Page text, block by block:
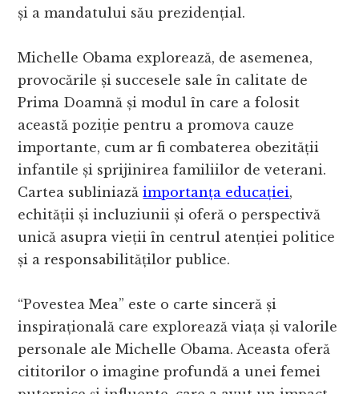
și a mandatului său prezidențial.
Michelle Obama explorează, de asemenea,
provocările și succesele sale în calitate de
Prima Doamnă și modul în care a folosit
această poziție pentru a promova cauze
importante, cum ar fi combaterea obezității
infantile și sprijinirea familiilor de veterani.
Cartea subliniazăimportanța educației,
echității și incluziunii și oferă o perspectivă
unică asupra vieții în centrul atenției politice
și a responsabilităților publice.
“Povestea Mea” este o carte sinceră și
inspirațională care explorează viața și valorile
personale ale Michelle Obama. Aceasta oferă
cititorilor o imagine profundă a unei femei